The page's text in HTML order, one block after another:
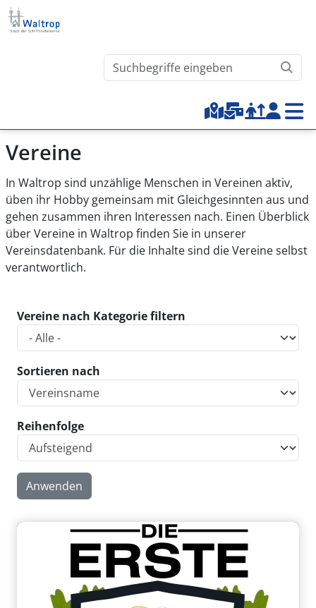
Direkt zum Inhalt
Waltrop.de durchsuchen
Top-Menu
Vereine
In Waltrop sind unzählige Menschen in Vereinen aktiv,
üben ihr Hobby gemeinsam mit Gleichgesinnten aus und
gehen zusammen ihren Interessen nach. Einen Überblick
über Vereine in Waltrop finden Sie in unserer
Vereinsdatenbank. Für die Inhalte sind die Vereine selbst
verantwortlich.
Vereine nach Kategorie filtern
Sortieren nach
Reihenfolge